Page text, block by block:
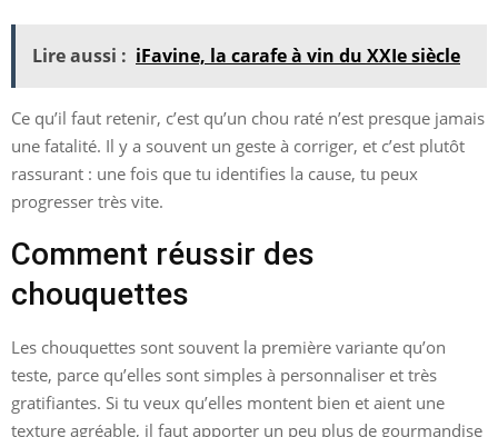
Lire aussi : iFavine, la carafe à vin du XXIe siècle
Ce qu’il faut retenir, c’est qu’un chou raté n’est presque jamais
une fatalité. Il y a souvent un geste à corriger, et c’est plutôt
rassurant : une fois que tu identifies la cause, tu peux
progresser très vite.
Comment réussir des
chouquettes
Les chouquettes sont souvent la première variante qu’on
teste, parce qu’elles sont simples à personnaliser et très
gratifiantes. Si tu veux qu’elles montent bien et aient une
texture agréable, il faut apporter un peu plus de gourmandise